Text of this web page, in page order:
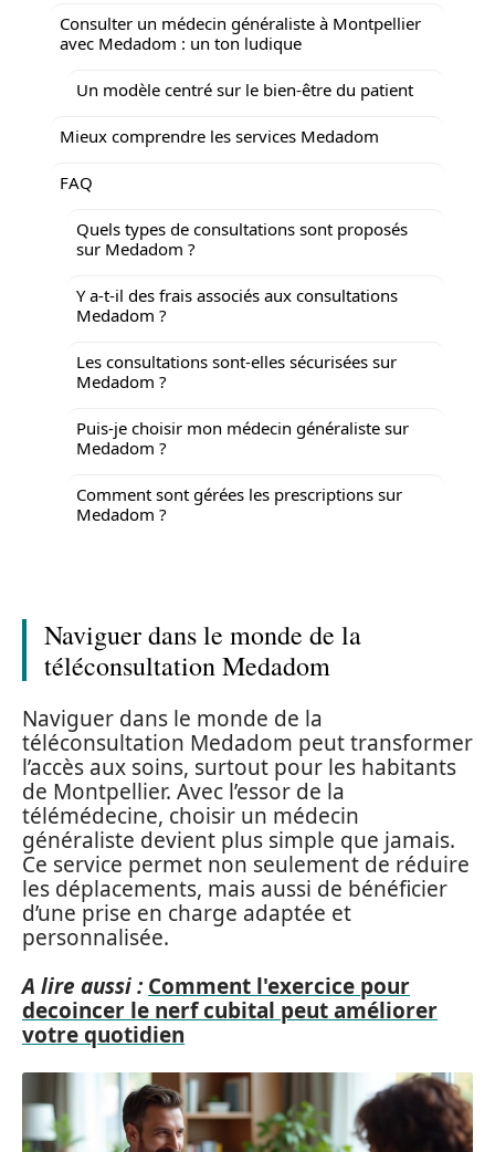
Consulter un médecin généraliste à Montpellier
avec Medadom : un ton ludique
Un modèle centré sur le bien-être du patient
Mieux comprendre les services Medadom
FAQ
Quels types de consultations sont proposés
sur Medadom ?
Y a-t-il des frais associés aux consultations
Medadom ?
Les consultations sont-elles sécurisées sur
Medadom ?
Puis-je choisir mon médecin généraliste sur
Medadom ?
Comment sont gérées les prescriptions sur
Medadom ?
Naviguer dans le monde de la
téléconsultation Medadom
Naviguer dans le monde de la
téléconsultation Medadom peut transformer
l’accès aux soins, surtout pour les habitants
de Montpellier. Avec l’essor de la
télémédecine, choisir un médecin
généraliste devient plus simple que jamais.
Ce service permet non seulement de réduire
les déplacements, mais aussi de bénéficier
d’une prise en charge adaptée et
personnalisée.
A lire aussi : Comment l'exercice pour
decoincer le nerf cubital peut améliorer
votre quotidien